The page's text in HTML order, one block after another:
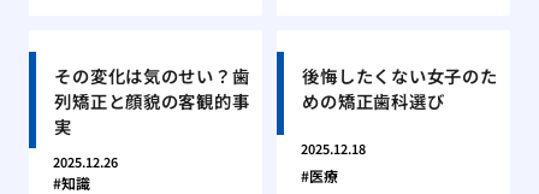
その変化は気のせい？歯
列矯正と顔貌の客観的事
実
2025.12.26
知識
後悔したくない女子のた
めの矯正歯科選び
2025.12.18
医療